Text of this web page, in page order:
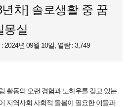
차] 솔로생활 중 꿈
몽실
2024년 09월 10일, 열람 : 3,749
활동의 오랜 경험과 노하우를 갖고 있는
지역사회 사회적 돌봄이 필요한 이들과